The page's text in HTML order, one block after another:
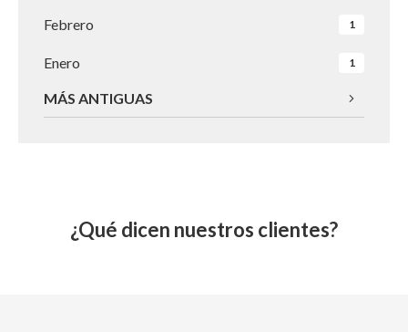
Febrero 1
Enero 1
MÁS ANTIGUAS
¿Qué dicen nuestros clientes?